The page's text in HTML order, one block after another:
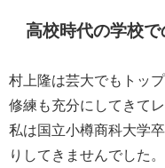
高校時代の学校で
村上隆は芸大でもトッ
修練も充分にしてきてレ
私は国立小樽商科大学
りしてきませんでした。